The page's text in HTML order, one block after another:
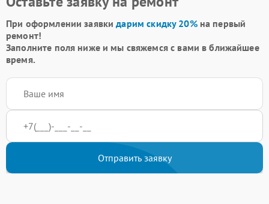
При оформлении заявкидарим скидку 20%на первый
ремонт!
Заполните поля ниже и мы свяжемся с вами в ближайшее
время.
Отправить заявку